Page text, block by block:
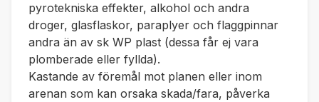
pyrotekniska effekter, alkohol och andra
droger, glasflaskor, paraplyer och flaggpinnar
andra än av sk WP plast (dessa får ej vara
plomberade eller fyllda).
Kastande av föremål mot planen eller inom
arenan som kan orsaka skada/fara, påverka